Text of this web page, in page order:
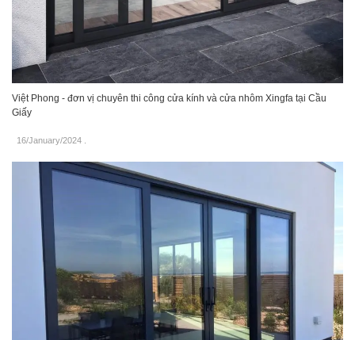
Việt Phong - đơn vị chuyên thi công cửa kính và cửa nhôm Xingfa tại Cầu
Giấy
16/January/2024